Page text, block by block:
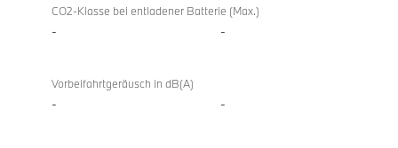
CO2-Klasse bei entladener Batterie (Max.)
- -
Vorbeifahrtgeräusch in dB(A)
- -